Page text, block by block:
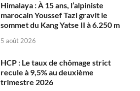
Himalaya : À 15 ans, l’alpiniste
marocain Youssef Tazi gravit le
sommet du Kang Yatse II à 6.250 m
5 août 2026
HCP : Le taux de chômage strict
recule à 9,5% au deuxième
trimestre 2026